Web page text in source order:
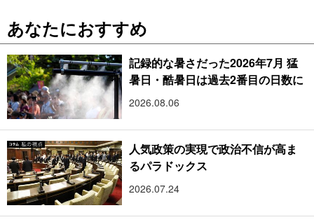
あなたにおすすめ
記録的な暑さだった2026年7月 猛
暑日・酷暑日は過去2番目の日数に
2026.08.06
人気政策の実現で政治不信が高ま
るパラドックス
2026.07.24